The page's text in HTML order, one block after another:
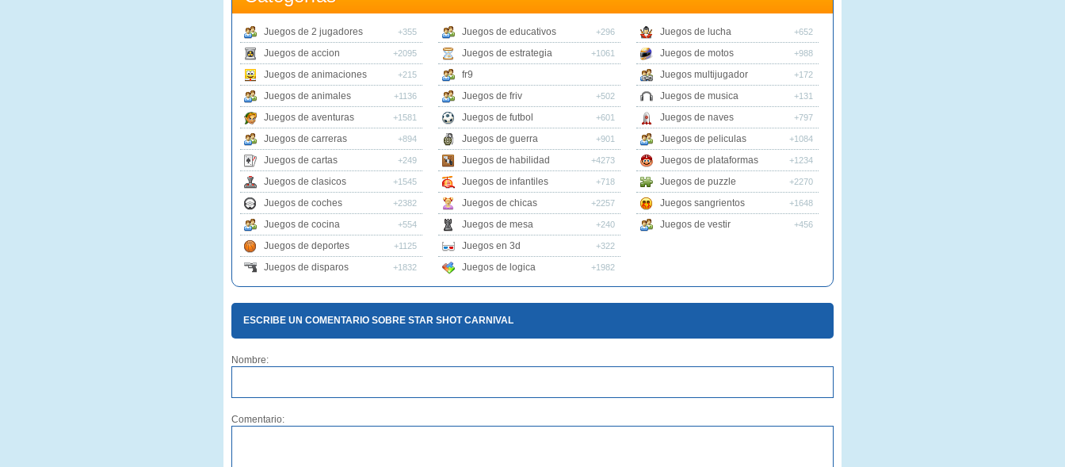
Juegos de 2 jugadores +355
Juegos de accion +2095
Juegos de animaciones +215
Juegos de animales +1136
Juegos de aventuras +1581
Juegos de carreras +894
Juegos de cartas +249
Juegos de clasicos +1545
Juegos de coches +2382
Juegos de cocina +554
Juegos de deportes +1125
Juegos de disparos +1832
Juegos de educativos +296
Juegos de estrategia +1061
fr9
Juegos de friv
+502
Juegos de futbol +601
Juegos de guerra +901
Juegos de habilidad +4273
Juegos de infantiles +718
Juegos de chicas +2257
Juegos de mesa +240
Juegos en 3d +322
Juegos de logica +1982
Juegos de lucha +652
Juegos de motos +988
Juegos multijugador +172
Juegos de musica +131
Juegos de naves +797
Juegos de peliculas +1084
Juegos de plataformas +1234
Juegos de puzzle +2270
Juegos sangrientos +1648
Juegos de vestir +456
ESCRIBE UN COMENTARIO SOBRE STAR SHOT CARNIVAL
Nombre:
Comentario: